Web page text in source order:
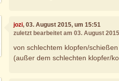
jozi, 03. August 2015, um 15:51
zuletzt bearbeitet am 03. August
von schlechtem klopfen/
(außer dem schlechten klopfer/